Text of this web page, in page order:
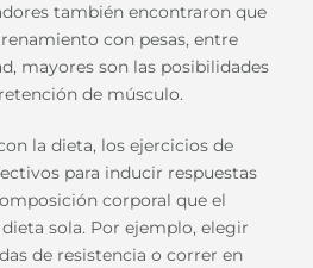
también encontraron que
con pesas, entre
mayores son las posibilidades
de músculo.
la dieta, los ejercicios de
para inducir respuestas
corporal que el
sola. Por ejemplo, elegir
de resistencia o correr en